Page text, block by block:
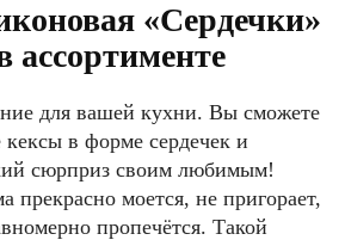
«Сердечки»
ассортименте
для вашей кухни. Вы сможете
в форме сердечек и
сюрприз своим любимым!
прекрасно моется, не пригорает,
пропечётся. Такой